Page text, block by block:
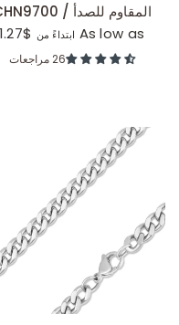
المقاوم للصدأ / CHN9700
As low as ابتداءً من $1.27
26 مراجعات